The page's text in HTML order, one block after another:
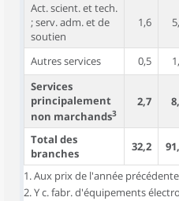
Act. scient. et tech.
; serv. adm. et de
soutien
1,6
Autres services 0,5
Services
principalement
non marchands3
2,7
Total des
branches
32,2
1. Aux prix de l'année
2. Y c. fabr. d'équipements